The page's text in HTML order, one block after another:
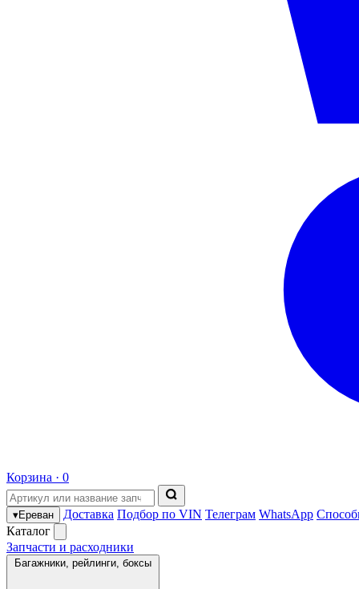
Корзина · 0
▾Ереван Доставка Подбор по VIN Телеграм WhatsApp
Каталог
Запчасти и расходники
Багажники, рейлинги, боксы